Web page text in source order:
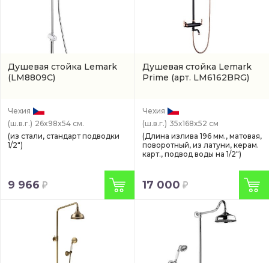
Душевая стойка Lemark
(LM8809C)
Чехия
(ш.в.г.) 26x98x54 см.
(из стали, стандарт подводки
1/2")
9 966
Душевая стойка Lemark
Prime (арт. LM6162BRG)
Чехия
(ш.в.г.) 35x168x52 см
(Длина излива 196 мм., матовая,
поворотный, из латуни, керам.
карт., подвод воды на 1/2")
17 000